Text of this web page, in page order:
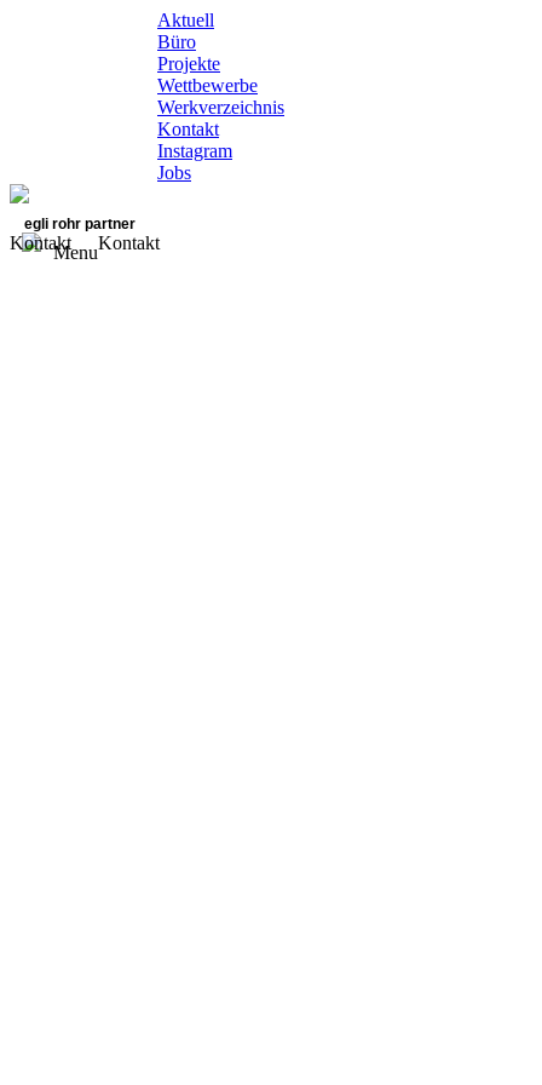
Aktuell
Büro
Projekte
Wettbewerbe
Werkverzeichnis
Kontakt
Instagram
Jobs
egli rohr partner
Menu
Kontakt Kontakt